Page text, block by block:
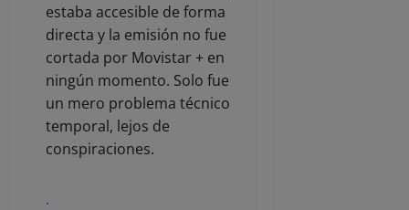
estaba accesible de forma
directa y la emisión no fue
cortada por Movistar + en
ningún momento. Solo fue
un mero problema técnico
temporal, lejos de
conspiraciones.
.